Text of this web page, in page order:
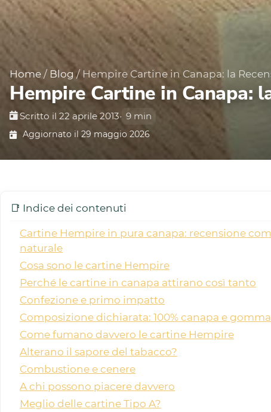
Home / Blog / Hempire Cartine in Canapa: la
Hempire Cartine in Canapa:
Scritto il 22 aprile 2013• 9 min
Aggiornato il 29 maggio 2026
📑 Indice dei contenuti
Cartine Hempire in pura canapa: recensione
naturale
Cosa sono le cartine Hempire
Perché le cartine in canapa attirano così tanto
Confezione e primo impatto
Composizione dichiarata: 100% canapa e
Come fumano davvero le cartine Hempire
Alterano il sapore del tabacco?
Combustione e cenere
A chi possono piacere davvero
Meglio delle cartine Tipo A?